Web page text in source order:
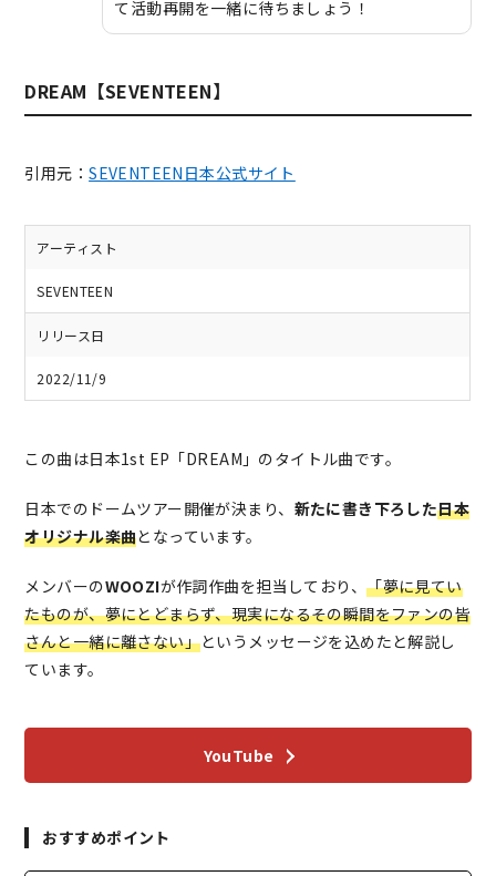
て活動再開を一緒に待ちましょう！
DREAM【SEVENTEEN】
引用元：SEVENTEEN日本公式サイト
アーティスト
SEVENTEEN
リリース日
2022/11/9
この曲は日本1st EP「DREAM」のタイトル曲です。
日本でのドームツアー開催が決まり、 新たに書き下ろした日本
オリジナル楽曲となっています。
メンバーのWOOZIが作詞作曲を担当しており、「夢に見てい
たものが、夢にとどまらず、現実になるその瞬間をファンの皆
さんと一緒に離さない」というメッセージを込めたと解説し
ています。
YouTube
おすすめポイント